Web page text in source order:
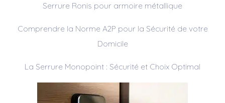
Serrure Ronis pour armoire métallique
Comprendre la Norme A2P pour la Sécurité de votre
Domicile
La Serrure Monopoint : Sécurité et Choix Optimal